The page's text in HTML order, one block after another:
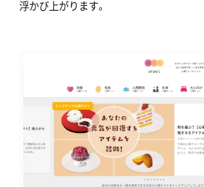
浮かび上がります。